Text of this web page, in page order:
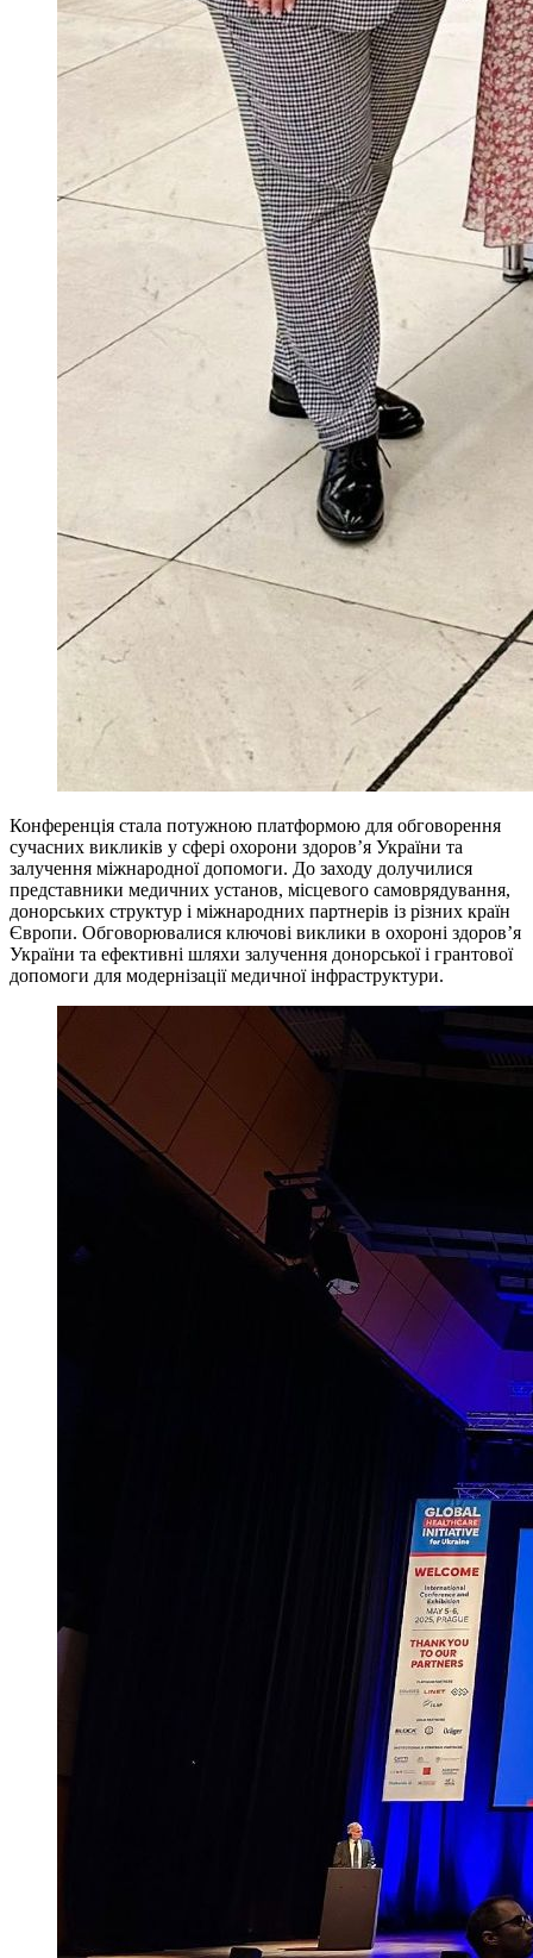
Конференція стала потужною платформою для обговорення
сучасних викликів у сфері охорони здоровʼя України та
залучення міжнародної допомоги. До заходу долучилися
представники медичних установ, місцевого самоврядування,
донорських структур і міжнародних партнерів із різних країн
Європи. Обговорювалися ключові виклики в охороні здоров’я
України та ефективні шляхи залучення донорської і грантової
допомоги для модернізації медичної інфраструктури.